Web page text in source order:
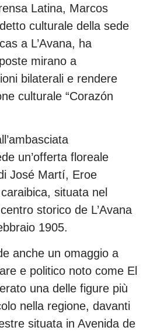
Latina, Marcos
culturale della sede
a L’Avana, ha
mirano a
bilaterali e rendere
culturale “Corazón
un’offerta floreale
José Martí, Eroe
situata nel
storico de L’Avana
1905.
anche un omaggio a
e politico noto come El
una delle figure più
nella regione, davanti
situata in Avenida de